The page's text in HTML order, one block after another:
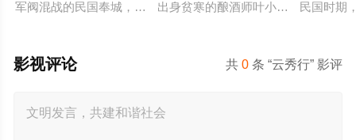
军阀混战的民国奉城，玉佛头离奇失窃，戏班主横尸戏台，将冷
出身贫寒的酿酒师叶小唯遭遇爱人程
民国时期
共0 条 “云秀行” 影评
影视评论